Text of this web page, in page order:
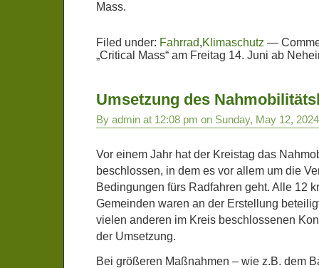
Mass.
Filed under: Fahrrad,Klimaschutz —
„Critical Mass“ am Freitag 14. Juni ab
Umsetzung des
By admin at 12:08 pm on Sunday, May 12, 2024
Vor einem Jahr hat der Kreistag das
beschlossen, in dem es vor allem um die
Bedingungen fürs Radfahren geht. Alle 12
Gemeinden waren an der Erstellung
vielen anderen im Kreis beschlossenen
der Umsetzung.
Bei größeren Maßnahmen – wie z.B. dem